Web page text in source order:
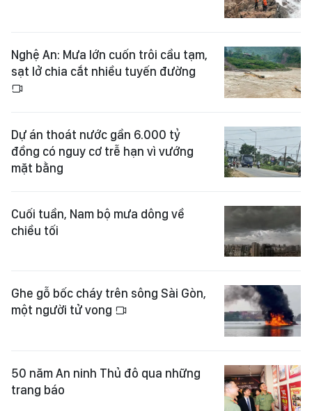
Nghệ An: Mưa lớn cuốn trôi cầu tạm,
sạt lở chia cắt nhiều tuyến đường
Dự án thoát nước gần 6.000 tỷ
đồng có nguy cơ trễ hạn vì vướng
mặt bằng
Cuối tuần, Nam bộ mưa dông về
chiều tối
Ghe gỗ bốc cháy trên sông Sài Gòn,
một người tử vong
50 năm An ninh Thủ đô qua những
trang báo